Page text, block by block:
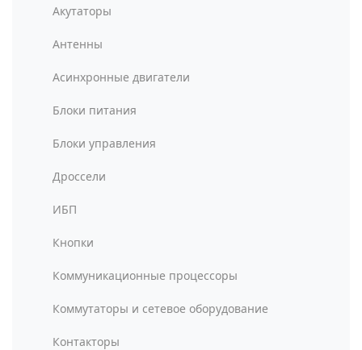
Акутаторы
Антенны
Асинхронные двигатели
Блоки питания
Блоки управления
Дроссели
ИБП
Кнопки
Коммуникационные процессоры
Коммутаторы и сетевое оборудование
Контакторы